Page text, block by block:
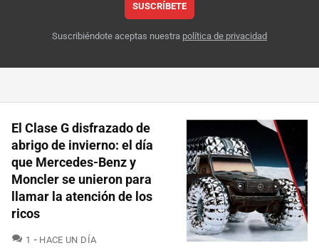
SUSCRÍBETE
Suscribiéndote aceptas nuestra política de privacidad
El Clase G disfrazado de
abrigo de invierno: el día
que Mercedes-Benz y
Moncler se unieron para
llamar la atención de los
ricos
1 COMENTARIOS
HACE UN DÍA